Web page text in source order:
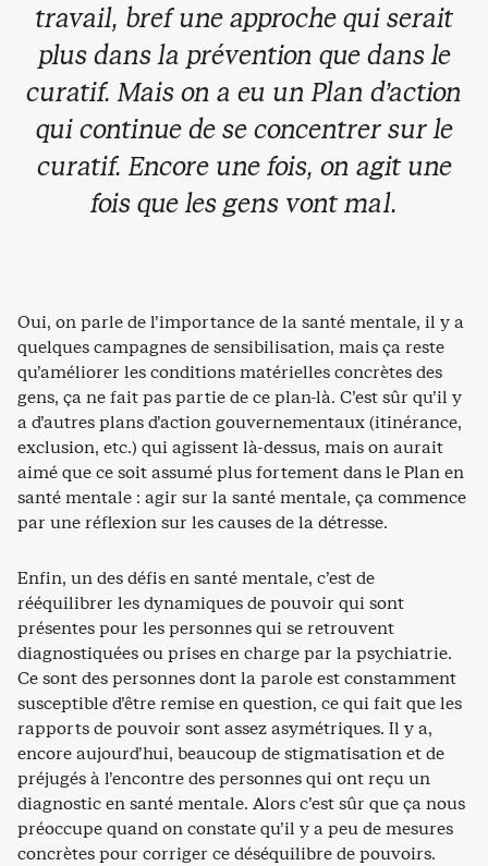
travail, bref une approche qui serait
plus dans la prévention que dans le
curatif. Mais on a eu un Plan d’action
qui continue de se concentrer sur le
curatif. Encore une fois, on agit une
fois que les gens vont mal.
Oui, on parle de l’importance de la santé mentale, il y a
quelques campagnes de sensibilisation, mais ça reste
qu’améliorer les conditions matérielles concrètes des
gens, ça ne fait pas partie de ce plan-là. C’est sûr qu’il y
a d’autres plans d’action gouvernementaux (itinérance,
exclusion, etc.) qui agissent là-dessus, mais on aurait
aimé que ce soit assumé plus fortement dans le Plan en
santé mentale : agir sur la santé mentale, ça commence
par une réflexion sur les causes de la détresse.
Enfin, un des défis en santé mentale, c’est de
rééquilibrer les dynamiques de pouvoir qui sont
présentes pour les personnes qui se retrouvent
diagnostiquées ou prises en charge par la psychiatrie.
Ce sont des personnes dont la parole est constamment
susceptible d’être remise en question, ce qui fait que les
rapports de pouvoir sont assez asymétriques. Il y a,
encore aujourd’hui, beaucoup de stigmatisation et de
préjugés à l’encontre des personnes qui ont reçu un
diagnostic en santé mentale. Alors c’est sûr que ça nous
préoccupe quand on constate qu’il y a peu de mesures
concrètes pour corriger ce déséquilibre de pouvoirs.